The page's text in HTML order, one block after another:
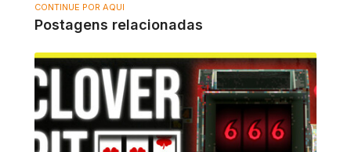
CONTINUE POR AQUI
Postagens relacionadas